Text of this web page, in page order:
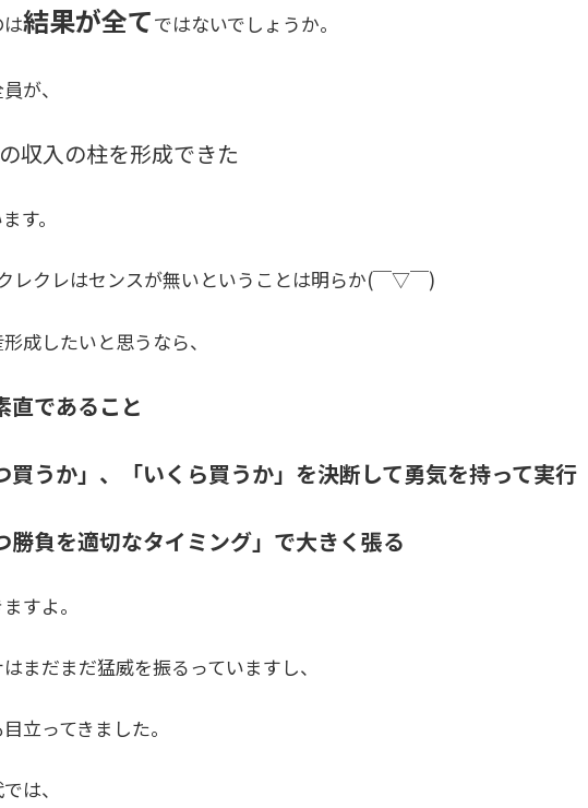
は結果が全てではないでしょうか。
が、
収入の柱を形成できた
す。
レクレはセンスが無いということは明らか(￣▽￣)
成したいと思うなら、
直であること
買うか」、「いくら買うか」を決断して勇気を持って実行
勝負を適切なタイミング」で大きく張る
すよ。
まだまだ猛威を振るっていますし、
立ってきました。
は、